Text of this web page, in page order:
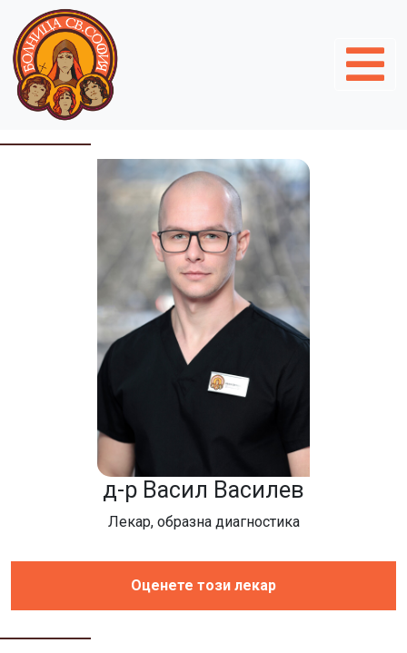
д-р Васил Василев
Лекар, образна диагностика
Оценете този лекар